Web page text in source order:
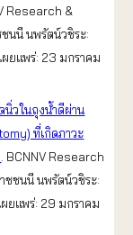
Research &
นนี นพรัตน์วชิระ:
ยแพร่: 23 มกราคม
นิ่วในถุงน้ำดีผ่าน
ที่เกิดภาวะ
BCNNV Research
ชนนี นพรัตน์วชิระ:
ยแพร่: 29 มกราคม